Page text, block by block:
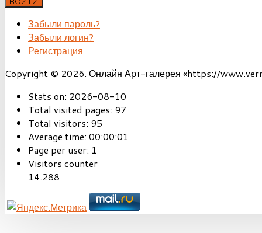
Забыли пароль?
Забыли логин?
Регистрация
Copyright © 2026. Онлайн Арт-галерея «https://
Stats on: 2026-08-10
Total visited pages: 97
Total visitors: 95
Average time: 00:00:01
Page per user: 1
Visitors counter
14.288